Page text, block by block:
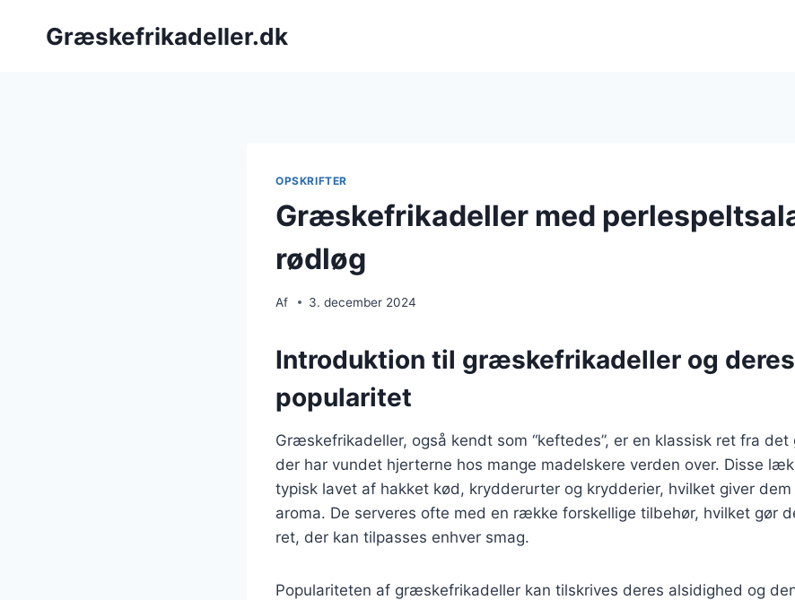
Græskefrikadeller.dk
OPSKRIFTER
Græskefrikadeller med
rødløg
Af 3. december 2024
Introduktion til græskefrikadeller og deres
popularitet
Græskefrikadeller, også kendt som “keftedes”, er en klassisk ret fra
der har vundet hjerterne hos mange madelskere verden over. Disse
typisk lavet af hakket kød, krydderurter og krydderier, hvilket giver dem
aroma. De serveres ofte med en række forskellige tilbehør, hvilket gør
ret, der kan tilpasses enhver smag.
Populariteten af græskefrikadeller kan tilskrives deres alsidighed og